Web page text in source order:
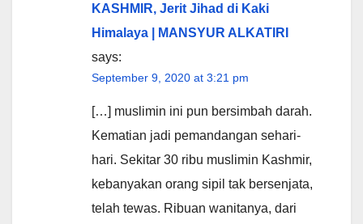
KASHMIR, Jerit Jihad di Kaki
Himalaya | MANSYUR ALKATIRI
says:
September 9, 2020 at 3:21 pm
[…] muslimin ini pun bersimbah darah.
Kematian jadi pemandangan sehari-
hari. Sekitar 30 ribu muslimin Kashmir,
kebanyakan orang sipil tak bersenjata,
telah tewas. Ribuan wanitanya, dari